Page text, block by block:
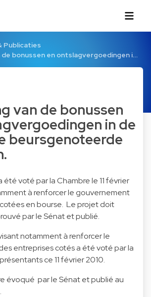
Publicaties
de bonussen en ontslagvergoedingen i…
van de bonussen
in de
beursgenoteerde
été voté par la Chambre le 11 février
à renforcer le gouvernement
en bourse. Le projet doit
par le Sénat et publié.
notamment à renforcer le
entreprises cotés a été voté par la
ce 11 février 2010.
évoqué par le Sénat et publié au
.